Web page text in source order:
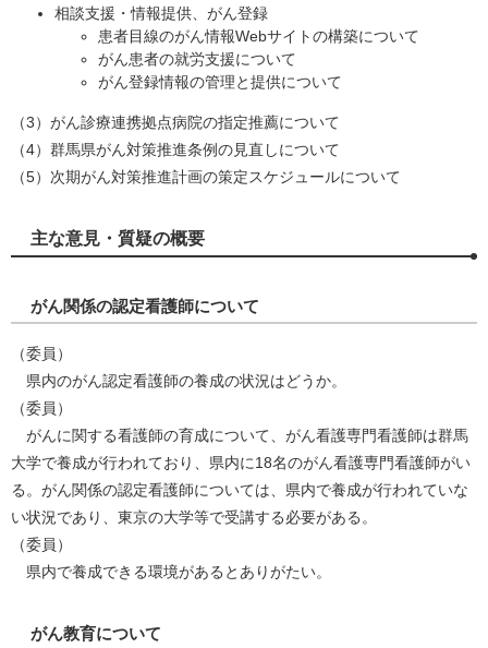
相談支援・情報提供、がん登録
患者目線のがん情報Webサイトの構築について
がん患者の就労支援について
がん登録情報の管理と提供について
（3）がん診療連携拠点病院の指定推薦について
（4）群馬県がん対策推進条例の見直しについて
（5）次期がん対策推進計画の策定スケジュールについて
主な意見・質疑の概要
がん関係の認定看護師について
（委員）
県内のがん認定看護師の養成の状況はどうか。
（委員）
がんに関する看護師の育成について、がん看護専門看護師は群馬
大学で養成が行われており、県内に18名のがん看護専門看護師がい
る。がん関係の認定看護師については、県内で養成が行われていな
い状況であり、東京の大学等で受講する必要がある。
（委員）
県内で養成できる環境があるとありがたい。
がん教育について